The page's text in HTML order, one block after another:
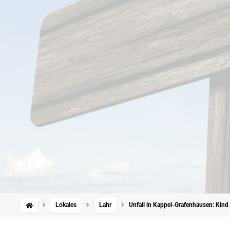
Lokales Lahr Unfall in Kappel-Grafenhausen: